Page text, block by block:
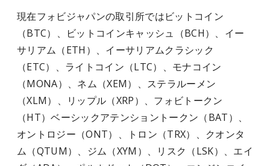
現在フォビジャパンの取引所ではビットコイン
（BTC）、ビットコインキャッシュ（BCH）、イー
サリアム（ETH）、イーサリアムクラシック
（ETC）、ライトコイン（LTC）、モナコイン
（MONA）、ネム（XEM）、ステラルーメン
（XLM）、リップル（XRP）、フォビトークン
（HT）ベーシックアテンショントークン（BAT）、
オントロジー（ONT）、トロン（TRX）、クオンタ
ム（QTUM）、ジム（XYM）、リスク（LSK）、エイ